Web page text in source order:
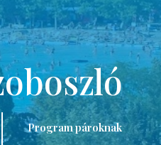
Program pároknak